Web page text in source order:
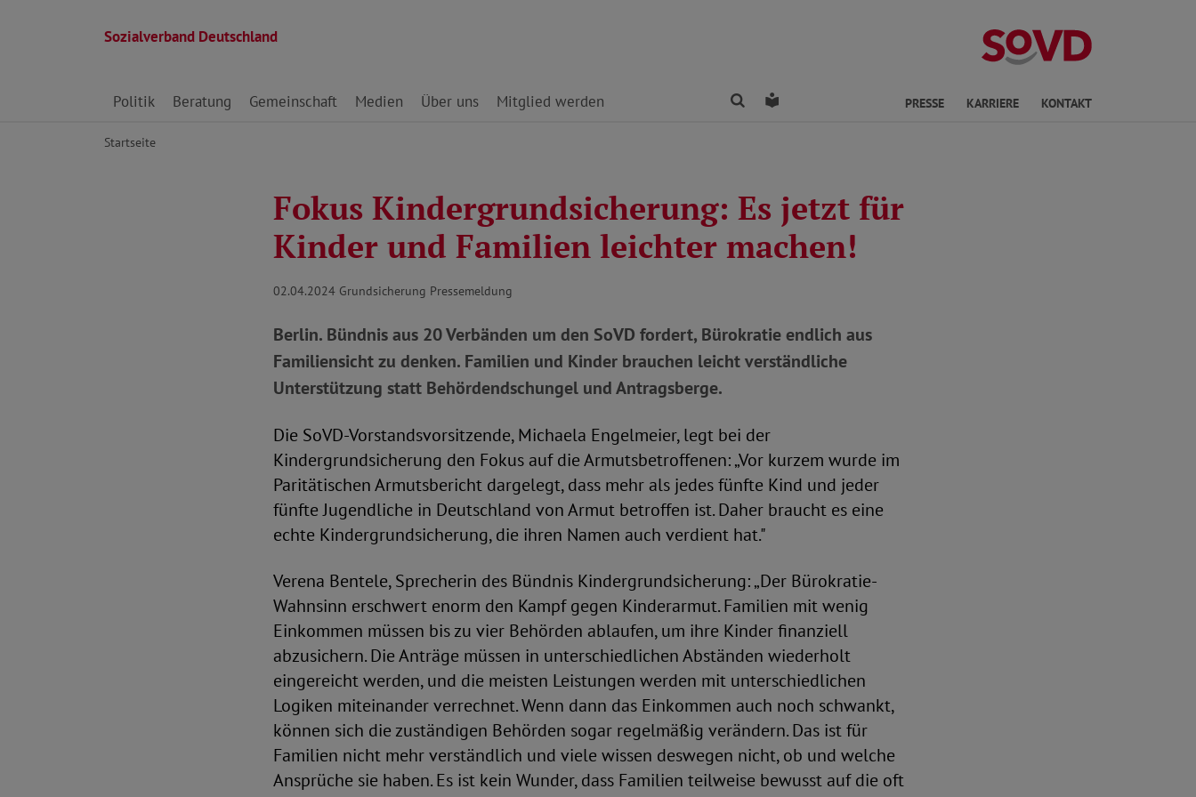
Sozialverband Deutschland
Direkt zu den Inhalten springen
Politik Beratung Gemeinschaft Medien Über uns Mitglied werden FindenLeichte Sprache PRESSE KARRIERE KONTAKT
Startseite
Fokus Kindergrundsicherung: Es jetzt für
Kinder und Familien leichter machen!
02.04.2024 Grundsicherung Pressemeldung
Berlin. Bündnis aus 20 Verbänden um den SoVD fordert, Bürokratie endlich aus
Familiensicht zu denken. Familien und Kinder brauchen leicht verständliche
Unterstützung statt Behördendschungel und Antragsberge.
Die SoVD-Vorstandsvorsitzende, Michaela Engelmeier, legt bei der
Kindergrundsicherung den Fokus auf die Armutsbetroffenen: „Vor kurzem wurde im
Paritätischen Armutsbericht dargelegt, dass mehr als jedes fünfte Kind und jeder
fünfte Jugendliche in Deutschland von Armut betroffen ist. Daher braucht es eine
echte Kindergrundsicherung, die ihren Namen auch verdient hat."
Verena Bentele, Sprecherin des Bündnis Kindergrundsicherung: „Der Bürokratie-
Wahnsinn erschwert enorm den Kampf gegen Kinderarmut. Familien mit wenig
Einkommen müssen bis zu vier Behörden ablaufen, um ihre Kinder finanziell
abzusichern. Die Anträge müssen in unterschiedlichen Abständen wiederholt
eingereicht werden, und die meisten Leistungen werden mit unterschiedlichen
Logiken miteinander verrechnet. Wenn dann das Einkommen auch noch schwankt,
können sich die zuständigen Behörden sogar regelmäßig verändern. Das ist für
Familien nicht mehr verständlich und viele wissen deswegen nicht, ob und welche
Ansprüche sie haben. Es ist kein Wunder, dass Familien teilweise bewusst auf die oft